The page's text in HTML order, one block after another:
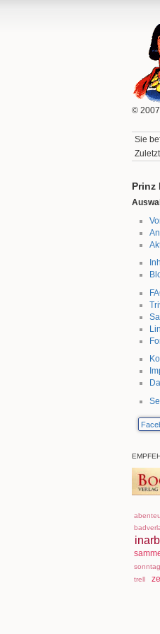
©
Sie
Prinz
trell